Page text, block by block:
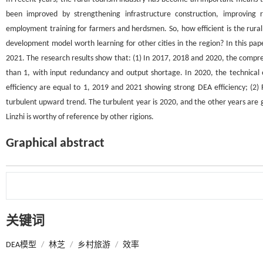
been improved by strengthening infrastructure construction,
employment training for farmers and herdsmen. So, how efficient is the
development model worth learning for other cities in the region? In this
2021. The research results show that: (1) In 2017, 2018 and 2020, the
than 1, with input redundancy and output shortage. In 2020, the technical
efficiency are equal to 1, 2019 and 2021 showing strong DEA efficiency;
turbulent upward trend. The turbulent year is 2020, and the other years
Linzhi is worthy of reference by other rigions.
Graphical abstract
关键词
DEA模型 / 林芝 / 乡村旅游 / 效率